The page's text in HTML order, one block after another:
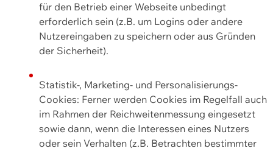
für den Betrieb einer Webseite unbedingt
erforderlich sein (z.B. um Logins oder andere
Nutzereingaben zu speichern oder aus Gründen
der Sicherheit).
Statistik-, Marketing- und Personalisierungs-
Cookies: Ferner werden Cookies im Regelfall auch
im Rahmen der Reichweitenmessung eingesetzt
sowie dann, wenn die Interessen eines Nutzers
oder sein Verhalten (z.B. Betrachten bestimmter